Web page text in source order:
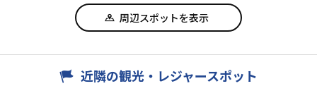
周辺スポットを表示
近隣の観光・レジャースポット